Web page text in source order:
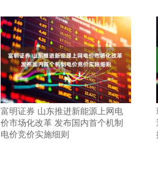
富明证券 山东推进新能源上网电
价市场化改革 发布国内首个机制
电价竞价实施细则